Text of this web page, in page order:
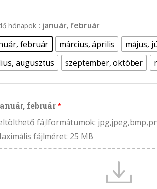
hónapok : január, február
február
március, április
május,
augusztus
szeptember, október
február
fájlformátumok:
fájlméret: 25 MB